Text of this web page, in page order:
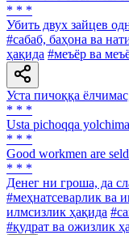
* * *
Убить двух зайцев
#сабаб, баҳона ва
ҳақида #меъёр ва
Уста пичоққа
* * *
Usta pichoqqa
* * *
Good workmen are
* * *
Денег ни гроша, да
#меҳнатсеварлик ва
илмсизлик ҳақида
#қудрат ва ожизлик